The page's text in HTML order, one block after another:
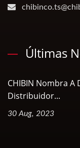
Últimas
CHIBIN Nombra
Distribuidor...
30 Aug, 2023